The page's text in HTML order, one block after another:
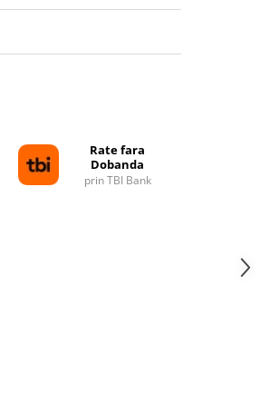
Rate fara
Dobanda
prin TBI Bank